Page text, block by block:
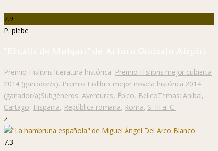
7.9
P. plebe
"El cáliz de Melqart" de Arturo Gonzalo Aizpiri
Premio Hislibris literatura histórica: Premio Hislibris mejor cubierta
2014 (ganador/a), Premio Hislibris mejor novela histórica 2014
(ganador/a)Subgéneros: Aventuras, Épico, BélicoTemas: Aníbal,
Cartago, Hispania, República romana, Roma, S. III a. C.
2
7.3